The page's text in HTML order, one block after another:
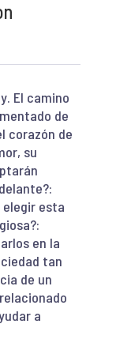
El camino
de
corazón de
su
elegir esta
en la
tan
de un
a